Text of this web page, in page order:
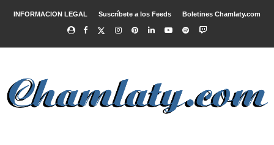
INFORMACION LEGAL Suscríbete a los Feeds Boletines Chamlaty.com